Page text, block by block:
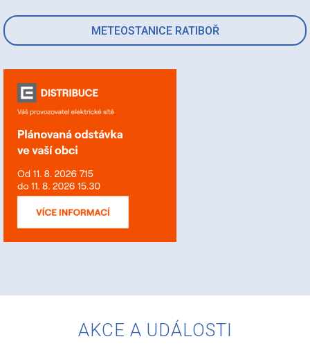
METEOSTANICE RATIBOŘ
AKCE A UDÁLOSTI